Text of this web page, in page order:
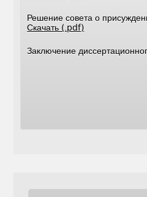
Решение совета о
Скачать (.pdf)
Заключение